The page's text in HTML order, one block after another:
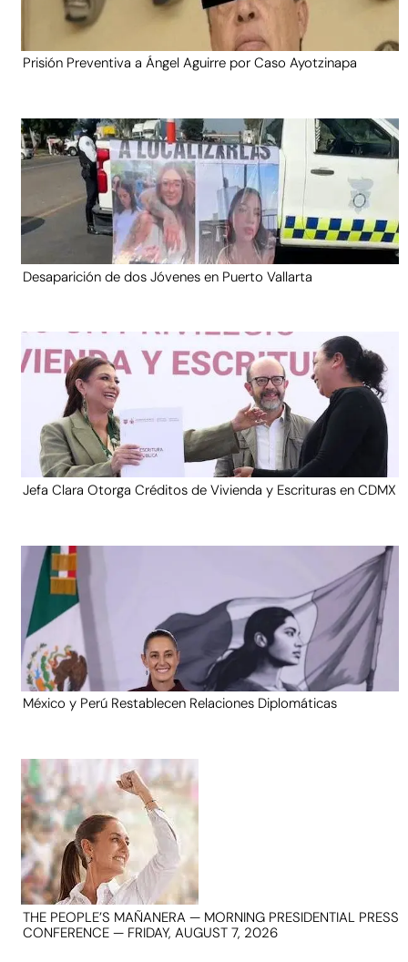
Prisión Preventiva a Ángel Aguirre por Caso Ayotzinapa
Desaparición de dos Jóvenes en Puerto Vallarta
Jefa Clara Otorga Créditos de Vivienda y Escrituras en CDMX
México y Perú Restablecen Relaciones Diplomáticas
THE PEOPLE’S MAÑANERA — MORNING PRESIDENTIAL PRESS
CONFERENCE — FRIDAY, AUGUST 7, 2026